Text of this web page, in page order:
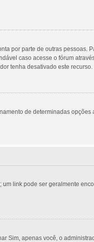
por parte de outras pessoas.
caso acesse o fórum
tenha desativado este recurso.
de determinadas opções
link pode ser geralmente
Sim, apenas você, o